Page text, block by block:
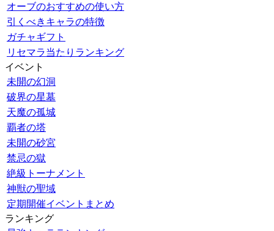
オーブのおすすめの使い方
引くべきキャラの特徴
ガチャギフト
リセマラ当たりランキング
イベント
未開の幻洞
破界の星墓
天魔の孤城
覇者の塔
未開の砂宮
禁忌の獄
絶級トーナメント
神獣の聖域
定期開催イベントまとめ
ランキング